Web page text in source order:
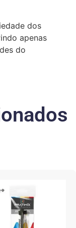
dos
apenas
do